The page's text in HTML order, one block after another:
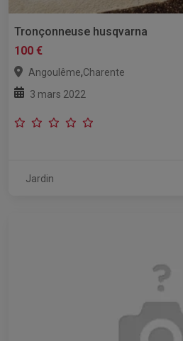
Tronçonneuse husqvarna
100 €
Angoulême,Charente
3 mars 2022
Jardin